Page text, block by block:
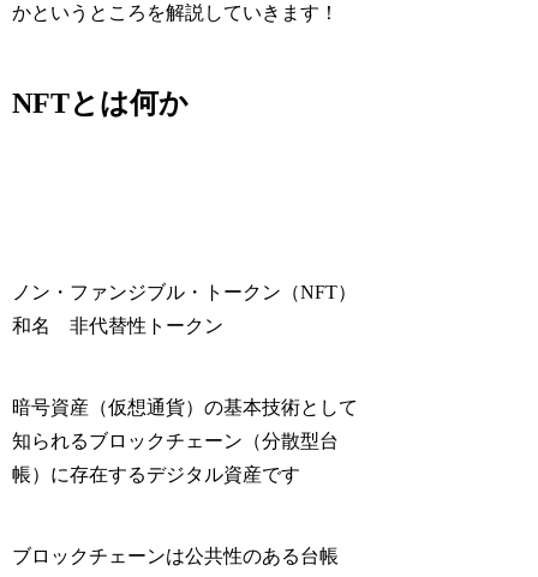
かというところを解説していきます！
NFTとは何か
ノン・ファンジブル・トークン（NFT）
和名 非代替性トークン
暗号資産（仮想通貨）の基本技術として
知られるブロックチェーン（分散型台
帳）に存在するデジタル資産です
ブロックチェーンは公共性のある台帳